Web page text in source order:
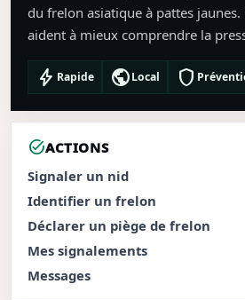
du frelon asiatique à pattes jaunes.
aident à mieux comprendre la
bolt Rapide publicLocal shield
task_altACTIONS
Signaler un nid
Identifier un frelon
Déclarer un piège de frelon
Mes signalements
Messages